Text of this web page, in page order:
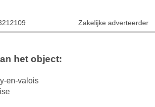
Zakelijke adverteerder
het object:
en-valois